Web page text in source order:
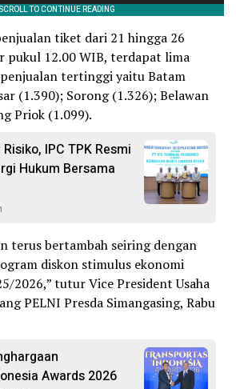
tiket dari 21 hingga 26
pukul 12.00 WIB, terdapat lima
tertinggi yaitu Batam
(1.390); Sorong (1.326); Belawan
Priok (1.099).
IPC TPK Resmi
Hukum Bersama
terus bertambah seiring dengan
diskon stimulus ekonomi
2026,” tutur Vice President Usaha
PELNI Presda Simangasing, Rabu
Awards 2026